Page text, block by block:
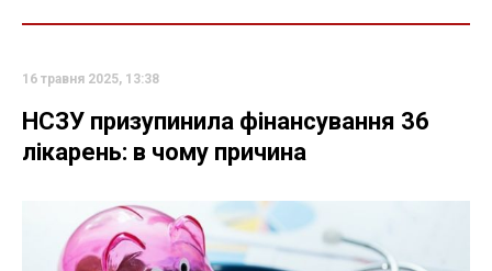
16 травня 2025, 13:38
НСЗУ призупинила фінансування 36
лікарень: в чому причина